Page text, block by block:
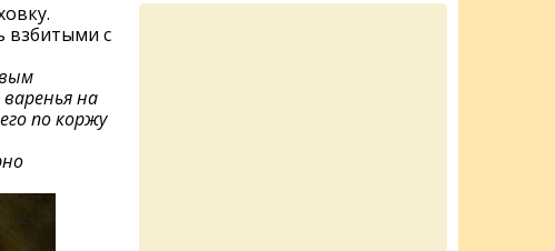
взбитыми с
на
по коржу